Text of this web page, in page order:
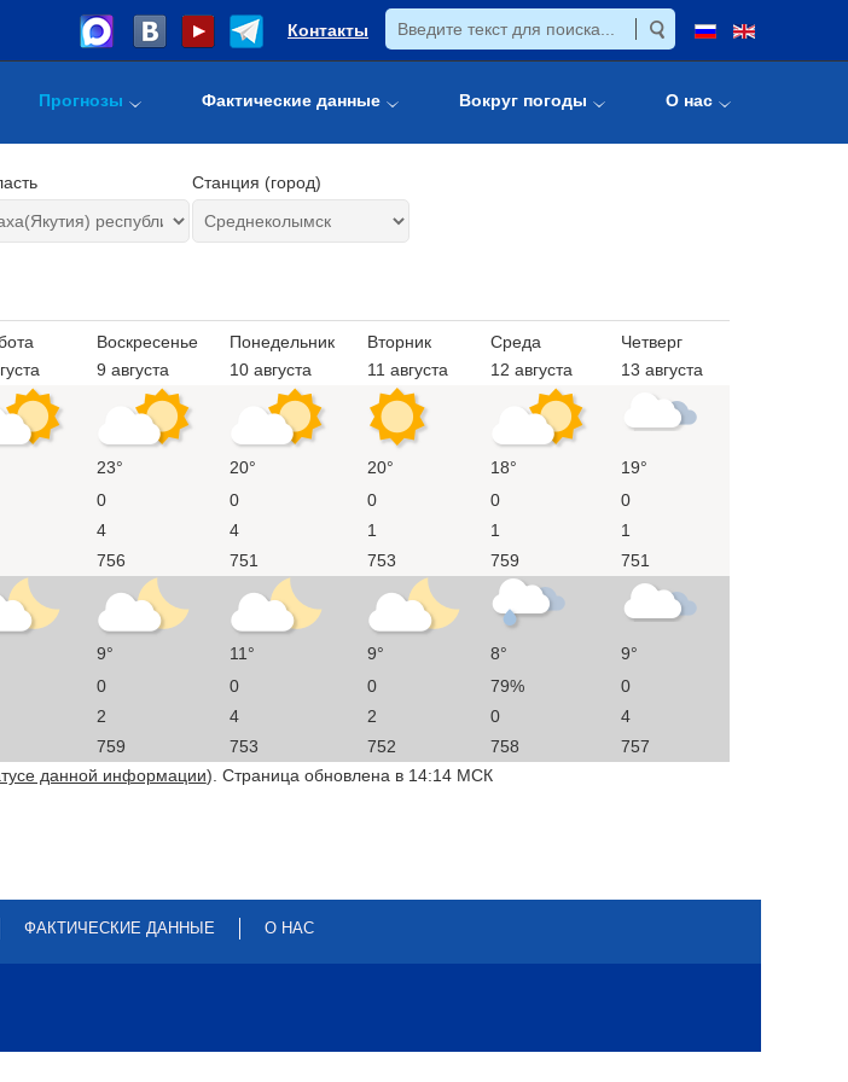
Контакты
Прогнозы Фактические данные Вокруг погоды О нас
Станция (город)
Воскресенье
9 августа
Понедельник
10 августа
Вторник
11 августа
Среда
12 августа
Четверг
13 августа
23° 20° 20° 18°
19°
0 0 0 0
0
4 4 1 1
1
756 751 753 759 751
9° 11° 9° 8°
9°
0 0 0 79%
0
2 4 2 0
4
759 753 752 758
757
данной информации). Страница обновлена в 14:14 МСК
ФАКТИЧЕСКИЕ ДАННЫЕ О НАС